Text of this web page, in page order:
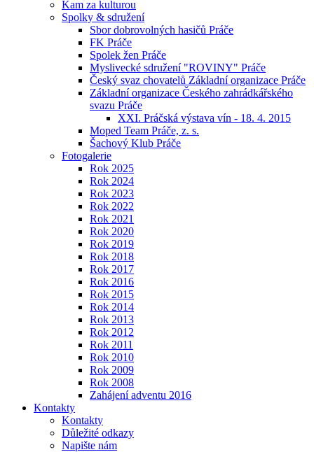
Kam za kulturou
Spolky & sdružení
Sbor dobrovolných hasičů Práče
FK Práče
Spolek žen Práče
Myslivecké sdružení "ROVINY" Práče
Český svaz chovatelů Základní organizace Práče
Základní organizace Českého zahrádkářského
svazu Práče
XXI. Práčská výstava vín - 18. 4. 2015
Moped Team Práče, z. s.
Šachový Klub Práče
Fotogalerie
Rok 2025
Rok 2024
Rok 2023
Rok 2022
Rok 2021
Rok 2020
Rok 2019
Rok 2018
Rok 2017
Rok 2016
Rok 2015
Rok 2014
Rok 2013
Rok 2012
Rok 2011
Rok 2010
Rok 2009
Rok 2008
Zahájení adventu 2016
Kontakty
Kontakty
Důležité odkazy
Napište nám